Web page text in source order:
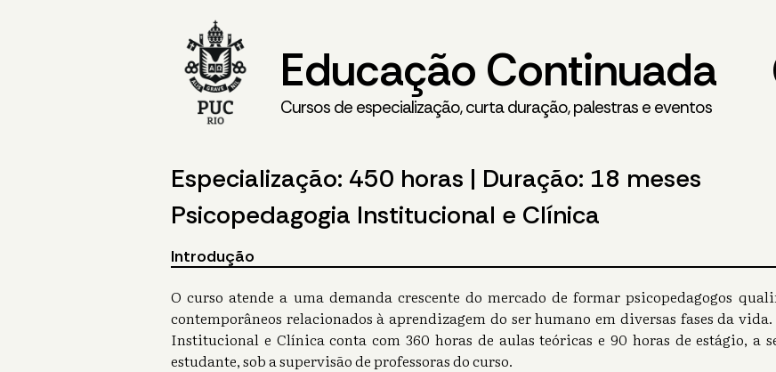
Educação Continuada
Cursos de especialização, curta duração, palestras e eventos
Especialização: 450 horas | Duração: 18 meses
Psicopedagogia Institucional e Clínica
Introdução
O curso atende a uma demanda crescente do mercado de formar psicopedagogos
contemporâneos relacionados à aprendizagem do ser humano em diversas fases da
Institucional e Clínica conta com 360 horas de aulas teóricas e 90 horas de estágio, a
estudante, sob a supervisão de professoras do curso.